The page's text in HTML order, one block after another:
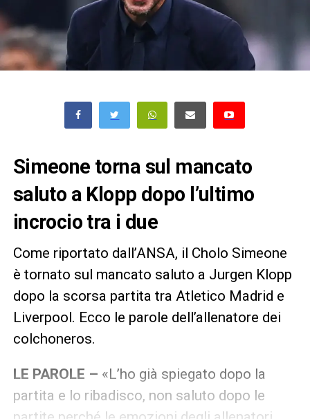
Simeone torna sul mancato
saluto a Klopp dopo l’ultimo
incrocio tra i due
Come riportato dall’ANSA, il Cholo Simeone
è tornato sul mancato saluto a Jurgen Klopp
dopo la scorsa partita tra Atletico Madrid e
Liverpool. Ecco le parole dell’allenatore dei
colchoneros.
LE PAROLE – «L’ho già spiegato dopo la
partita e lo ribadisco, non saluto dopo le